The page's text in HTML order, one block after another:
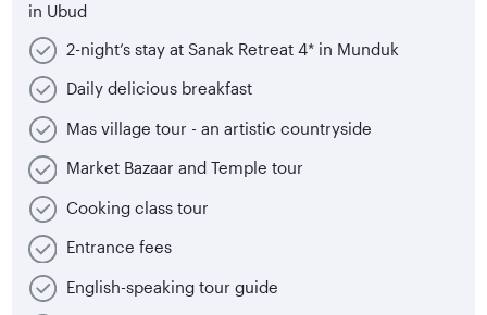
in Ubud
2-night’s stay at Sanak Retreat 4* in Munduk
Daily delicious breakfast
Mas village tour - an artistic countryside
Market Bazaar and Temple tour
Cooking class tour
Entrance fees
English-speaking tour guide